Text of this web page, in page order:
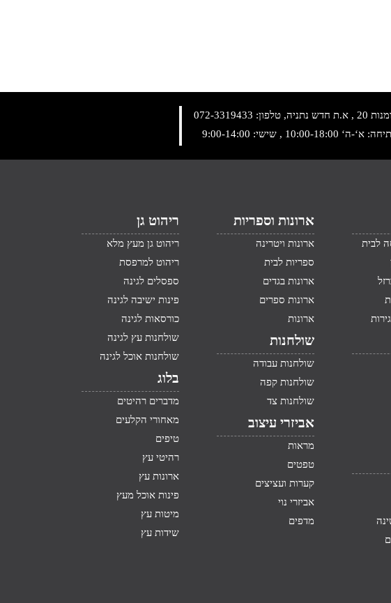
טלפון:
072-3319433
18:00 , שישי: 9:00-14:00
לבית
ארונות וספריות
ארונות ויטרינה
ספריות לבית
ארונות בגדים
ארונות ספרים
ארונות
שולחנות
שולחנות עבודה
שולחנות קפה
שולחנות צד
אביזרי עיצוב
מראות
טפטים
קערות ועציצים
אביזרי נוי
מדפים
ריהוט גן
ריהוט גן מעץ מלא
ריהוט למרפסת
ספסלים לגינה
פינות ישיבה לגינה
כורסאות לגינה
שולחנות עץ לגינה
שולחנות אוכל לגינה
בלוג
מדברים רהיטים
מאחורי הקלעים
טיפים
רהיטי עץ
ארונות עץ
פינות אוכל מעץ
מיטות עץ
שידות עץ